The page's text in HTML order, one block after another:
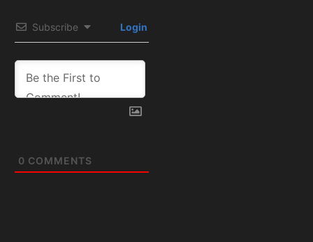
Subscribe Login
0 COMMENTS